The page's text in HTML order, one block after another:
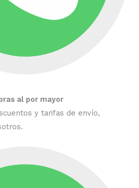
al por mayor
y tarifas de envío,